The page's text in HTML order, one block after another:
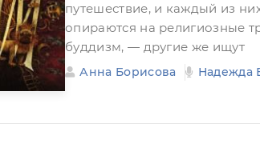
путешествие, и каждый из
опираются на религиозные
буддизм, — другие же ищут
Анна Борисова Надежда